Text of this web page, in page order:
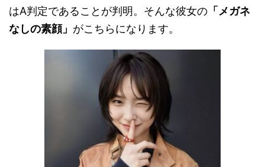
はA判定であることが判明。そんな彼女の 「メガネ
なしの素顔」 がこちらになります。